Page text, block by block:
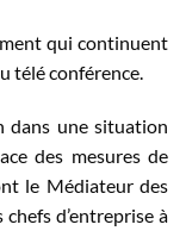
qui continuent
télé conférence.
dans une situation
des mesures de
le Médiateur des
d’entreprise à